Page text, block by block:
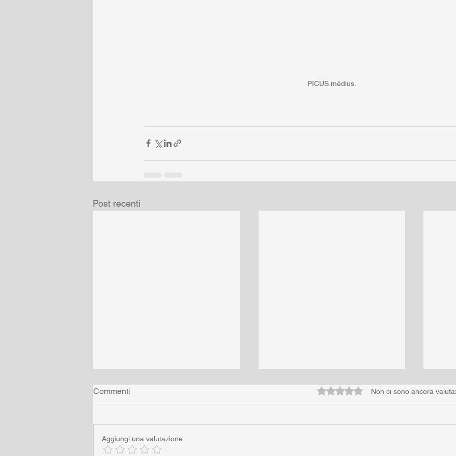
PICUS mëdius.
Post recenti
Come rondini di vetro
Commenti Valutazione 0 stelle su 5.
Non ci sono ancora
Aggiungi una valutazione